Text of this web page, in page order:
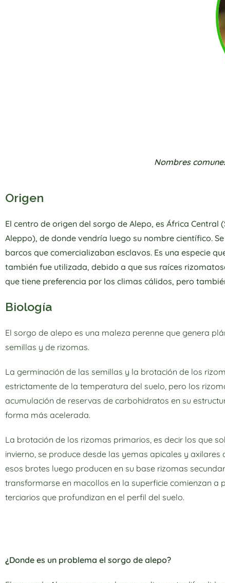
Nombres
Origen
El centro de origen del sorgo de Alepo, es África
Aleppo), de donde vendría luego su nombre científico.
barcos que comercializaban esclavos. Es una especie
también fue utilizada, debido a que sus raíces
que tiene preferencia por los climas cálidos, pero
Biología
El sorgo de alepo es una maleza perenne que genera
semillas y de rizomas.
La germinación de las semillas y la brotación de los
estrictamente de la temperatura del suelo, pero los
acumulación de reservas de carbohidratos en su
forma más acelerada.
La brotación de los rizomas primarios, es decir los que
invierno, se produce desde las yemas apicales y axilares
esos brotes luego producen en su base rizomas
transformarse en macollos en la superficie comienzan a
terciarios que profundizan en el perfil del suelo.
¿Donde es un problema el sorgo de alepo?